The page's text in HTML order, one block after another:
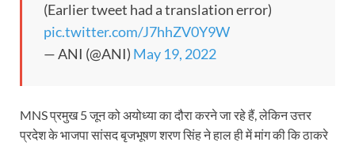
(Earlier tweet had a translation error)
pic.twitter.com/J7hhZV0Y9W
— ANI (@ANI) May 19, 2022
MNS प्रमुख 5 जून को अयोध्या का दौरा करने जा रहे हैं, लेकिन उत्तर
प्रदेश के भाजपा सांसद बृजभूषण शरण सिंह ने हाल ही में मांग की कि ठाकरे